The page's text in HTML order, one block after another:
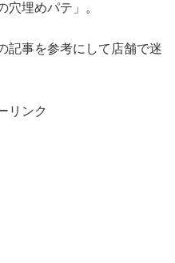
穴埋めパテ」。
記事を参考にして店舗で迷
リンク